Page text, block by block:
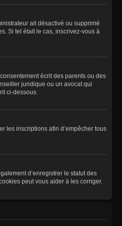
ait désactivé ou supprimé
Si tel était le cas, inscrivez-vous à
écrit des parents ou des
juridique ou un avocat qui
ci-dessous.
les inscriptions afin d’empêcher tous
d’enregistrer le statut des
peut vous aider à les corriger.